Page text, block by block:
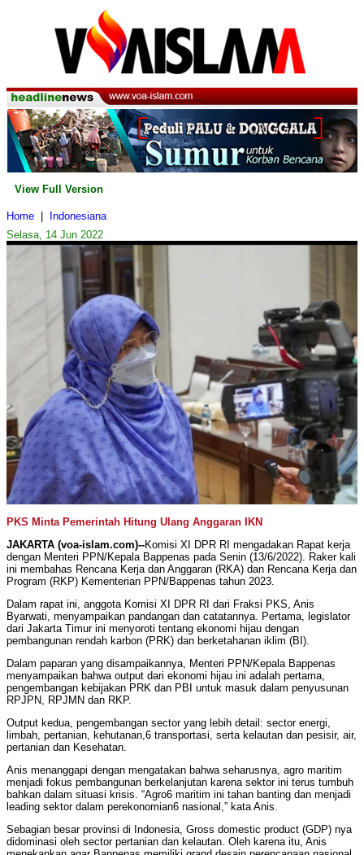
View Full Version
Home
Indonesiana
Selasa, 14 Jun 2022
PKS Minta Pemerintah Hitung Ulang Anggaran IKN
JAKARTA (voa-islam.com)--Komisi XI DPR RI mengadakan Rapat kerja
dengan Menteri PPN/Kepala Bappenas pada Senin (13/6/2022). Raker kali
ini membahas Rencana Kerja dan Anggaran (RKA) dan Rencana Kerja dan
Program (RKP) Kementerian PPN/Bappenas tahun 2023.
Dalam rapat ini, anggota Komisi XI DPR RI dari Fraksi PKS, Anis
Byarwati, menyampaikan pandangan dan catatannya. Pertama, legislator
dari Jakarta Timur ini menyoroti tentang ekonomi hijau dengan
pembangunan rendah karbon (PRK) dan berketahanan iklim (BI).
Dalam paparan yang disampaikannya, Menteri PPN/Kepala Bappenas
menyampaikan bahwa output dari ekonomi hijau ini adalah pertama,
pengembangan kebijakan PRK dan PBI untuk masuk dalam penyusunan
RPJPN, RPJMN dan RKP.
Output kedua, pengembangan sector yang lebih detail: sector energi,
limbah, pertanian, kehutanan,6 transportasi, serta kelautan dan pesisir, air,
pertanian dan Kesehatan.
Anis menanggapi dengan mengatakan bahwa seharusnya, agro maritim
menjadi fokus pembangunan berkelanjutan karena sektor ini terus tumbuh
bahkan dalam situasi krisis. “Agro6 maritim ini tahan banting dan menjadi
leading sektor dalam perekonomian6 nasional,” kata Anis.
Sebagian besar provinsi di Indonesia, Gross domestic product (GDP) nya
didominasi oleh sector pertanian dan kelautan. Oleh karena itu, Anis